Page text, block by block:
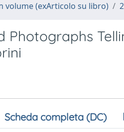
volume (exArticolo su libro)
Scheda completa (DC)